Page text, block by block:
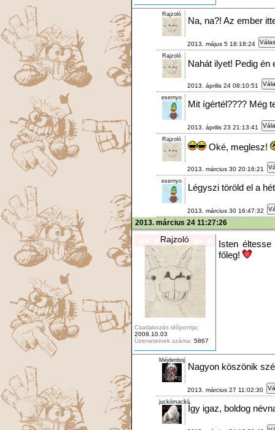
Rajzoló
Na, na?! Az ember
2013. május 5 18:18:24
Rajzoló
Nahát ilyet! Pedig én
2013. április 24 08:10:51
esernyo
Mit ígértél???? Még
2013. április 23 21:13:41
Rajzoló
Oké, meglesz!
2013. március 30 20:16:21
esernyo
Légyszi töröld el a
2013. március 30 16:47:32
2013. március 24 11:27:26
Rajzoló
Csatlakozás időpontja:
2009.10.03
Üzeneteinek száma: 5867
Isten
főleg!
Méjdenboj
Nagyon köszönik
2013. március 27 11:02:30
juckómackó
Így igaz, boldog